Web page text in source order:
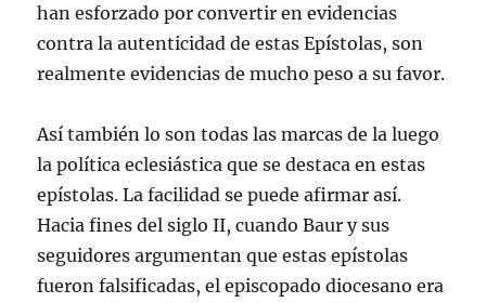
han esforzado por convertir en evidencias
contra la autenticidad de estas Epístolas, son
realmente evidencias de mucho peso a su favor.
Así también lo son todas las marcas de la luego
la política eclesiástica que se destaca en estas
epístolas. La facilidad se puede afirmar así.
Hacia fines del siglo II, cuando Baur y sus
seguidores argumentan que estas epístolas
fueron falsificadas, el episcopado diocesano era